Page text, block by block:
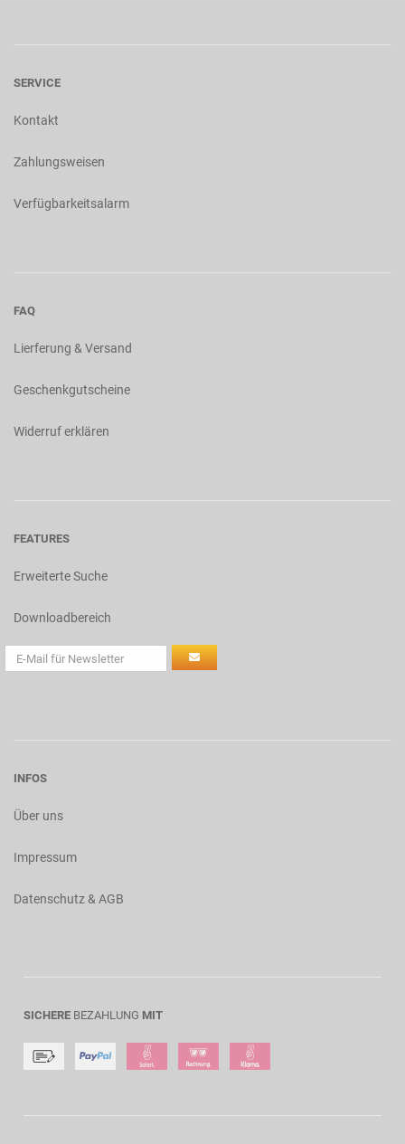
SERVICE
Kontakt
Zahlungsweisen
Verfügbarkeitsalarm
FAQ
Lierferung & Versand
Geschenkgutscheine
Widerruf erklären
FEATURES
Erweiterte Suche
Downloadbereich
INFOS
Über uns
Impressum
Datenschutz & AGB
SICHERE BEZAHLUNG MIT